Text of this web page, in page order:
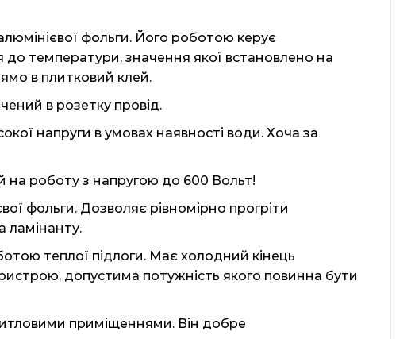
фольги. Його роботою керує
до температури, значення якої встановлено на
в плитковий клей.
в розетку провід.
напруги в умовах наявності води. Хоча за
на роботу з напругою до 600 Вольт!
фольги. Дозволяє рівномірно прогріти
ламінанту.
теплої підлоги. Має холодний кінець
допустима потужність якого повинна бути
приміщеннями. Він добре